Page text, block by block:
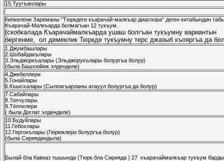
15.Туугъанлары
Кипкелени Зареманы "Тюркдеги къарачай-малкъар диаспора" деген китабындан
Къарачай-Малкъарда болмагъан 12 тукъум.
(скобкалада Къарачаймалкъарда ушаш болгъан тукъумну вариантын
бергенме, ол демеклик Тюркде тукъумну терс джазыб къояргъа да
1.Джумбашлары
2.Шобайдакълары
3.Эльджоркъалары (Эльджорукълары болургъа болур)
(была Башхюйюк элдендиле)
4.Джебеллери
5.Гонайлары
6.Къысхалары (Сылпагъарланы атауул болургъа да болур)
7.Сабайлары
8.Топчулары
9.Тёппелери
( была Доглат элдендиле)
10.Будуйлары
11.Гебохлары
12.Гергокълары (Гюрюклери болургъа болур)
(была Сириядандыла)
Былай бла Кавказ тышында (Тюрк бла Сирияда ) 27 къарачаймалкъар тукъум